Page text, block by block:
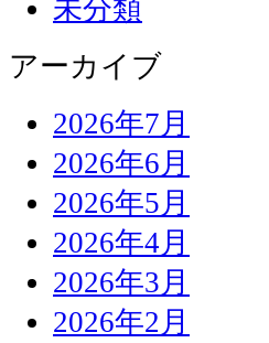
未分類
アーカイブ
2026年7月
2026年6月
2026年5月
2026年4月
2026年3月
2026年2月